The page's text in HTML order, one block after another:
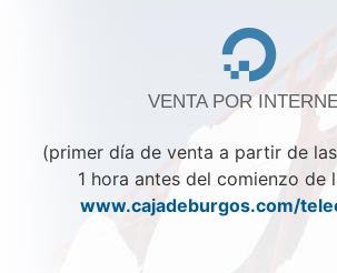
VENTA POR
(primer día de venta a partir de
1 hora antes del comienzo de
www.cajadeburgos.com/